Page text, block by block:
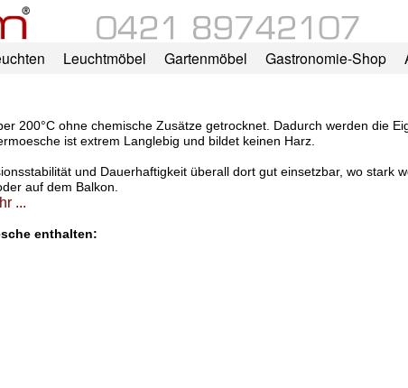
Leuchtmöbel Gartenmöbel Gastronomie-Shop
200°C ohne chemische Zusätze getrocknet. Dadurch werden die
ist extrem Langlebig und bildet keinen Harz.
und Dauerhaftigkeit überall dort gut einsetzbar, wo stark
auf dem Balkon.
...
enthalten: